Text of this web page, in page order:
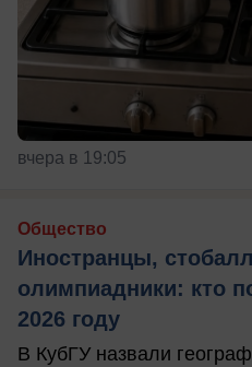
вчера в 19:05
Общество
Иностранцы,
олимпиадники: кто
2026 году
В КубГУ назвали